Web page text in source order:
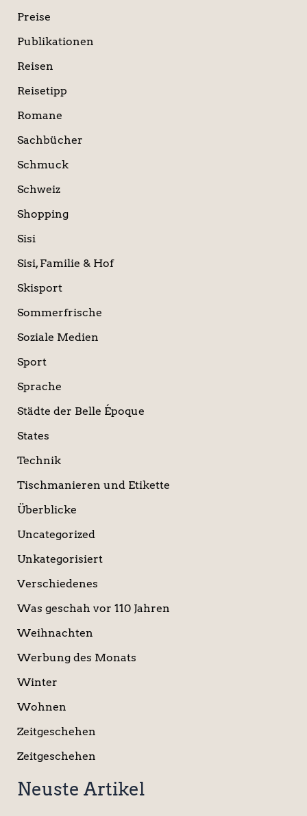
Preise
Publikationen
Reisen
Reisetipp
Romane
Sachbücher
Schmuck
Schweiz
Shopping
Sisi
Sisi, Familie & Hof
Skisport
Sommerfrische
Soziale Medien
Sport
Sprache
Städte der Belle Époque
States
Technik
Tischmanieren und Etikette
Überblicke
Uncategorized
Unkategorisiert
Verschiedenes
Was geschah vor 110 Jahren
Weihnachten
Werbung des Monats
Winter
Wohnen
Zeitgeschehen
Zeitgeschehen
Neuste Artikel